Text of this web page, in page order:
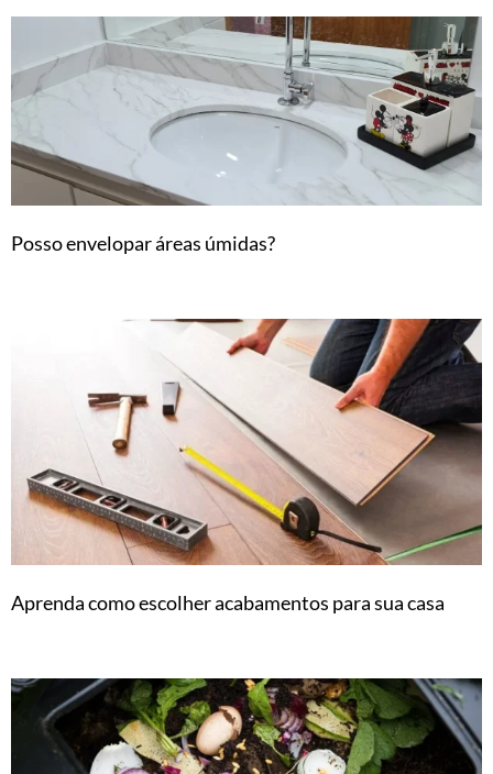
Posso envelopar áreas úmidas?
Aprenda como escolher acabamentos para sua casa